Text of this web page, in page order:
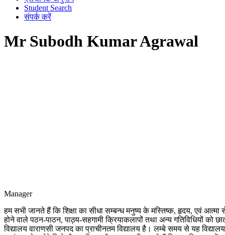
Student Search
संपर्क करें
Mr Subodh Kumar Agrawal
Manager
हम सभी जानते हैं कि शिक्षा का सीधा सम्बन्ध मनुष्य के मस्तिष्क, हृदय, एवं आत्मा
होने वाले पठन-पाठन, पाठ्य-सहगामी क्रियाकलापों तथा अन्य गतिविधियों को
विद्यालय वाराणसी जनपद का प्राचीनतम विद्यालय है। लम्बे समय से यह विद्यालय